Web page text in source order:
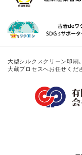
大型シルクスクリーン印刷
大蔵プロセスへお任せくだ